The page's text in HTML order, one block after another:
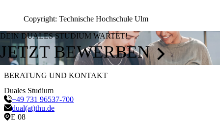
Copyright: Technische Hochschule Ulm
DEIN DUALES STUDIUM WARTET!
JETZT BEWERBEN
BERATUNG UND KONTAKT
Duales Studium
+49 731 96537-700
dual(at)thu.de
E 08